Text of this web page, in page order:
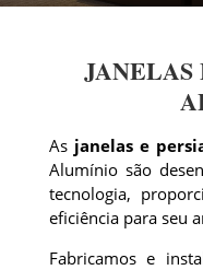
JANELAS
As janelas e
Alumínio são
tecnologia,
eficiência para seu
Fabricamos e